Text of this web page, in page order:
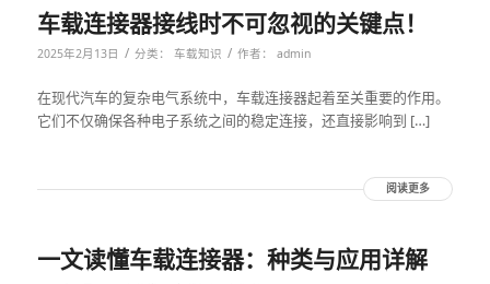
车载连接器接线时不可忽视的关键点！
2025年2月13日 / 分类： 车载知识 / 作者： admin
在现代汽车的复杂电气系统中，车载连接器起着至关重要的作用。
它们不仅确保各种电子系统之间的稳定连接，还直接影响到 […]
阅读更多
一文读懂车载连接器：种类与应用详解